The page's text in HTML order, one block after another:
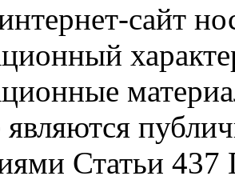
сайт
являются
Статьи 437